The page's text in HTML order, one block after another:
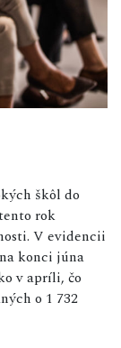
škôl do
rok
V evidencii
konci júna
v apríli, čo
o 1 732